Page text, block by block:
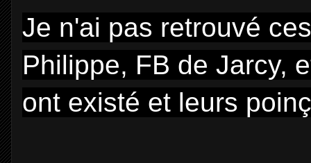
Je n'ai pas retrouvé
Philippe, FB de Jarcy,
ont existé et leurs